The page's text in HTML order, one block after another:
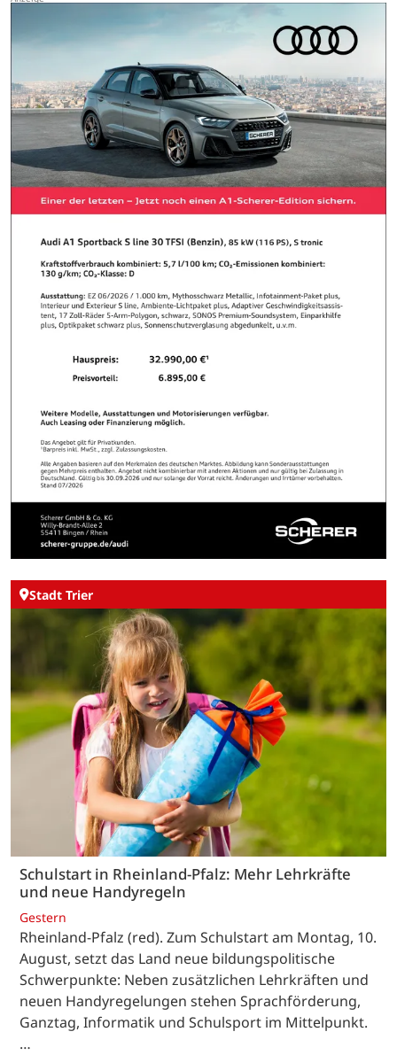
Stadt Trier
Schulstart in Rheinland-Pfalz: Mehr Lehrkräfte
und neue Handyregeln
Gestern
Rheinland-Pfalz (red). Zum Schulstart am Montag, 10.
August, setzt das Land neue bildungspolitische
Schwerpunkte: Neben zusätzlichen Lehrkräften und
neuen Handyregelungen stehen Sprachförderung,
Ganztag, Informatik und Schulsport im Mittelpunkt.
…